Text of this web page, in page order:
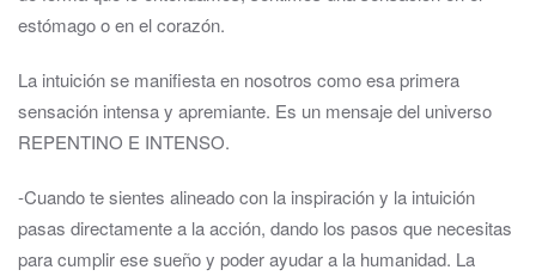
estómago o en el corazón.
La intuición se manifiesta en nosotros como esa primera
sensación intensa y apremiante. Es un mensaje del universo
REPENTINO E INTENSO.
-Cuando te sientes alineado con la inspiración y la intuición
pasas directamente a la acción, dando los pasos que necesitas
para cumplir ese sueño y poder ayudar a la humanidad. La